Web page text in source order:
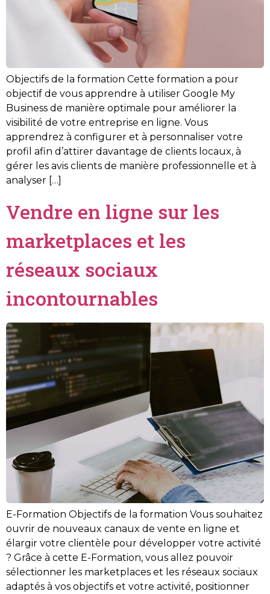
Objectifs de la formation Cette formation a pour
objectif de vous apprendre à utiliser Google My
Business de manière optimale pour améliorer la
visibilité de votre entreprise en ligne. Vous
apprendrez à configurer et à personnaliser votre
profil afin d’attirer davantage de clients locaux, à
gérer les avis clients de manière professionnelle et à
analyser […]
Vendre en ligne sur les
marketplaces et les
réseaux sociaux
incontournables
E-Formation Objectifs de la formation Vous souhaitez
ouvrir de nouveaux canaux de vente en ligne et
élargir votre clientèle pour développer votre activité
? Grâce à cette E-Formation, vous allez pouvoir
sélectionner les marketplaces et les réseaux sociaux
adaptés à vos objectifs et votre activité, positionner